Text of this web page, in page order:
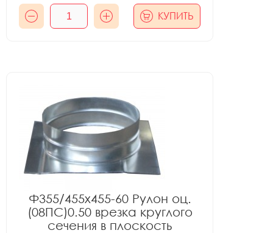
КУПИТЬ
Ф355/455x455-60 Рулон оц.
(08ПС)0.50 врезка круглого
сечения в плоскость